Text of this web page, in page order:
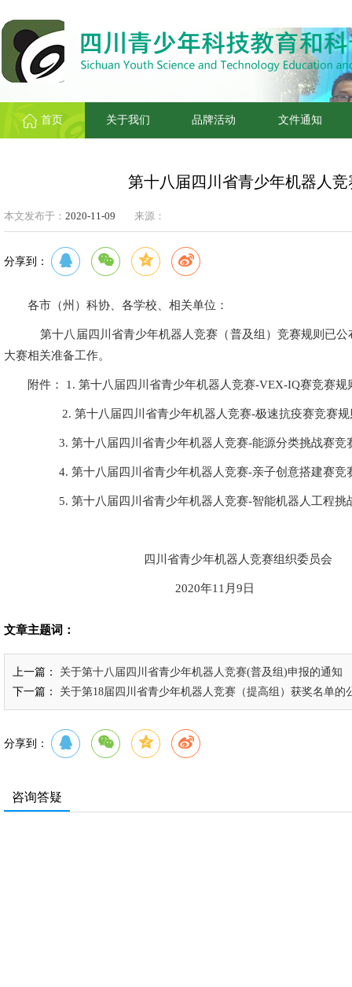
首页 关于我们 品牌活动 文件通知
第十八届四川省青少年机器人
本文发布于： 2020-11-09 来源：
分享到：
各市（州）科协、各学校、相关单位：
第十八届四川省青少年机器人竞赛（普及组）竞赛规则已
大赛相关准备工作。
附件： 1. 第十八届四川省青少年机器人竞赛-VEX-IQ赛竞赛规
2. 第十八届四川省青少年机器人竞赛-极速抗疫赛竞赛
3. 第十八届四川省青少年机器人竞赛-能源分类挑战赛竞
4. 第十八届四川省青少年机器人竞赛-亲子创意搭建赛竞
5. 第十八届四川省青少年机器人竞赛-智能机器人工程挑
四川省青少年机器人竞赛组织委员会
2020年11月9日
文章主题词：
上一篇：
关于第十八届四川省青少年机器人竞赛(普及组)申报的通知
下一篇：
关于第18届四川省青少年机器人竞赛（提高组）获奖名单的
分享到：
咨询答疑